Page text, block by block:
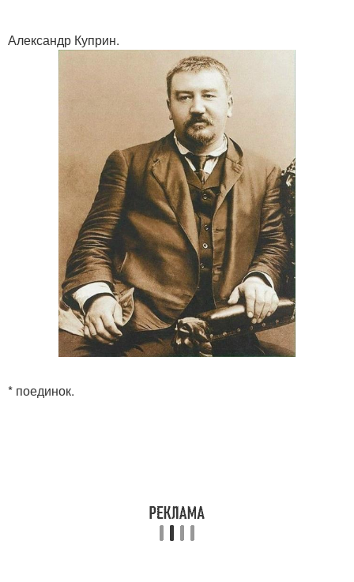
Александр Куприн.
* поединок.